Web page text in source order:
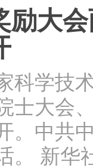
励大
科学技
士大会
。中共
。 新华